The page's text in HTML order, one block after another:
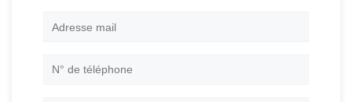
Adresse
N°